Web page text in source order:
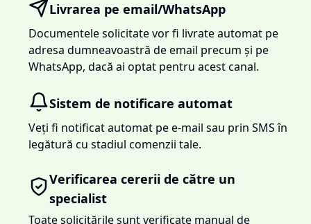
Livrarea pe email/WhatsApp
Documentele solicitate vor fi livrate automat pe
adresa dumneavoastră de email precum și pe
WhatsApp, dacă ai optat pentru acest canal.
Sistem de notificare automat
Veți fi notificat automat pe e-mail sau prin SMS în
legătură cu stadiul comenzii tale.
Verificarea cererii de către un
specialist
Toate solicitările sunt verificate manual de